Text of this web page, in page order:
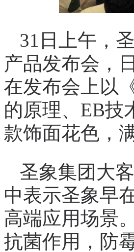
31日上午，
产品发布会，
在发布会上以
的原理、EB技
款饰面花色，
圣象集团大
中表示圣象早
高端应用场景
抗菌作用，防